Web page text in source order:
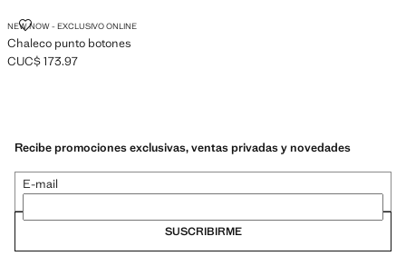
NEW NOW - EXCLUSIVO ONLINE
Chaleco punto botones
CHALECO PUNTO BOTONES
Precio actual [CUC$ 173.97 ]
CUC$ 173.97
Recibe promociones exclusivas, ventas privadas y novedades
E-mail
SUSCRIBIRME